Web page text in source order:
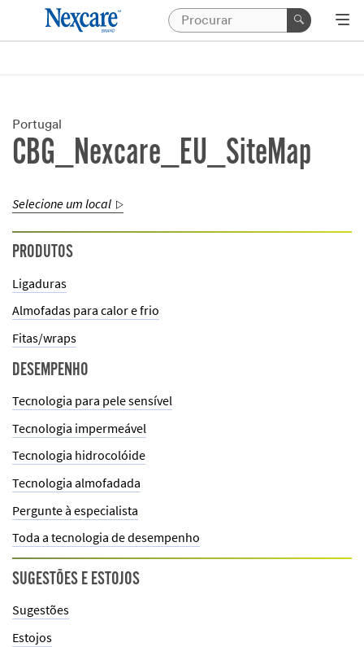
Portugal
CBG_Nexcare_EU_SiteMap
Selecione um local
PRODUTOS
Ligaduras
Almofadas para calor e frio
Fitas/wraps
DESEMPENHO
Tecnologia para pele sensível
Tecnologia impermeável
Tecnologia hidrocolóide
Tecnologia almofadada
Pergunte à especialista
Toda a tecnologia de desempenho
SUGESTÕES E ESTOJOS
Sugestões
Estojos